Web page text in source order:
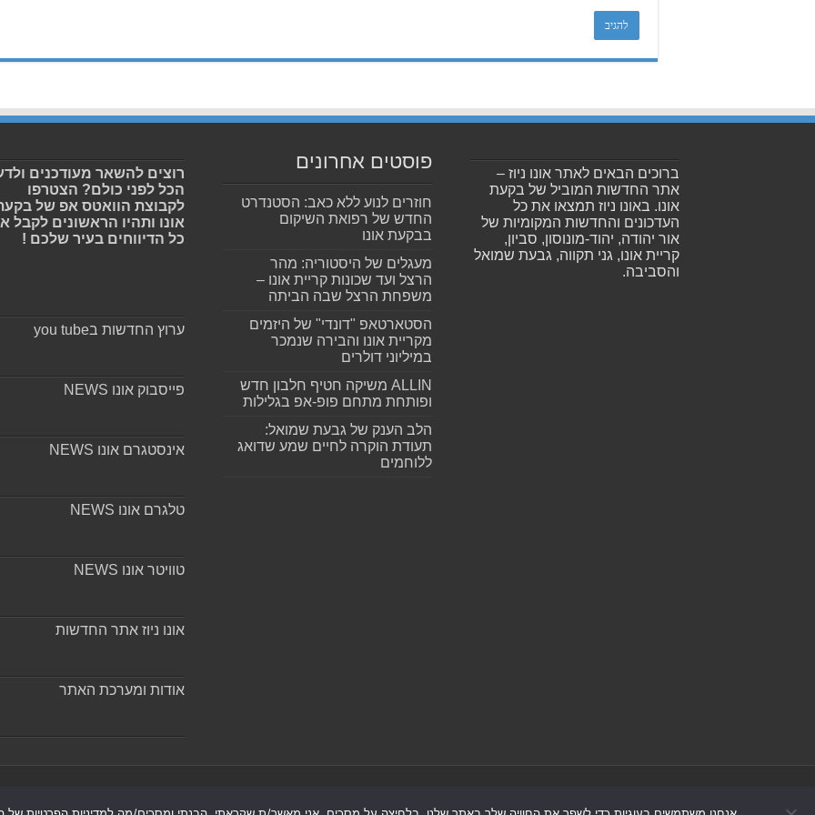
ברוכים הבאים לאתר אונו ניוז –
אתר החדשות המוביל של בקעת
אונו. באונו ניוז תמצאו את כל
העדכונים והחדשות המקומיות של
אור יהודה, יהוד-מונוסון, סביון,
קריית אונו, גני תקווה, גבעת שמואל
והסביבה.
פוסטים אחרונים
חוזרים לנוע ללא כאב: הסטנדרט
החדש של רפואת השיקום
בבקעת אונו
מעגלים של היסטוריה: מהר
הרצל ועד שכונות קריית אונו –
משפחת הרצל שבה הביתה
הסטארטאפ "דונדי" של היזמים
מקריית אונו והבירה שנמכר
במיליוני דולרים
ALLIN משיקה חטיף חלבון חדש
ופותחת מתחם פופ-אפ בגלילות
הלב הענק של גבעת שמואל:
תעודת הוקרה לחיים שמע שדואג
ללוחמים
רוצים להשאר מעודכנים
הכל לפני כולם? הצטרפו
לקבוצת הוואטס אפ של
אונו ותהיו הראשונים לקבל
כל הדיווחים בעיר שלכם !
ערוץ החדשות בyou tube
פייסבוק אונו NEWS
אינסטגרם אונו NEWS
טלגרם אונו NEWS
טוויטר אונו NEWS
אונו ניוז אתר החדשות
אודות ומערכת האתר